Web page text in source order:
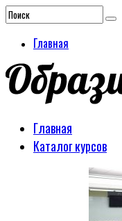
Главная
Главная
Каталог курсов